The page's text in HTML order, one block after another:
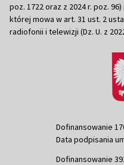
poz. 1722 oraz z 2024 r. poz.
której mowa w art. 31 ust. 2
radiofonii i telewizji (Dz. U. z
Dofinansowanie
Data podpisania
Dofinansowanie